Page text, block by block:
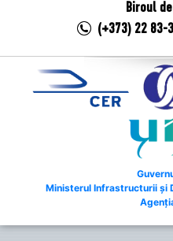
Biroul
(+373) 22 83-
Ministerul Infrastructurii și